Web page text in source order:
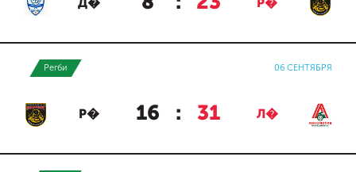
Д� Р�
Регби 06 СЕНТЯБРЯ
Р� 16 : 31 Л�